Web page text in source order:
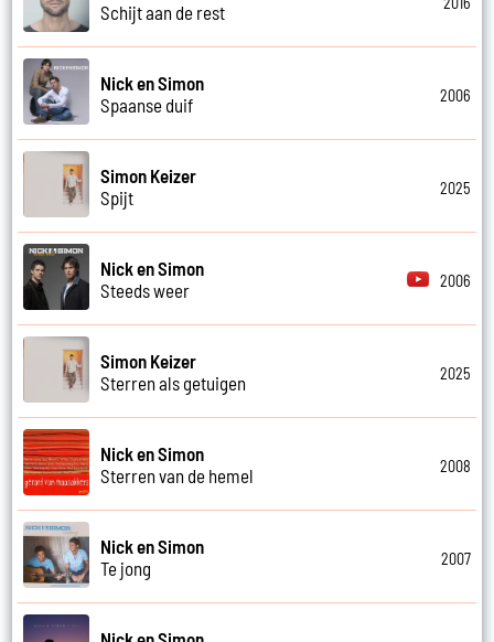
Schijt aan de rest
Nick en Simon
Spaanse duif
2006
Simon Keizer
Spijt
2025
Nick en Simon
Steeds weer
2006
Simon Keizer
Sterren als getuigen
2025
Nick en Simon
Sterren van de hemel
2008
Nick en Simon
Te jong
2007